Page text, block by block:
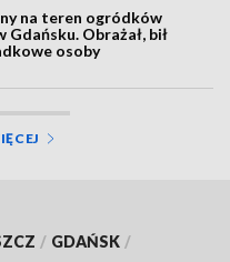
na teren ogródków
Gdańsku. Obrażał, bił
osoby
/ GDAŃSK /